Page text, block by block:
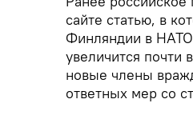
сайте статью, в
Финляндии в НАТО
увеличится почти
новые члены
ответных мер со